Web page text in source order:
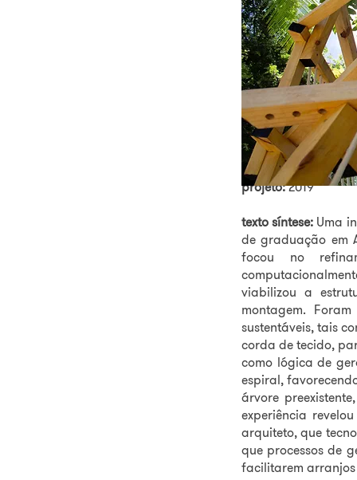
MAKAZI:
FICHA TÉCNICA
autora/
integrante:
colaboradores:
Lima; Paloma
local: Recife-PE
projeto:2019
texto síntese: Uma
de graduação em
focou no
viabilizou a
montagem.
sustentáveis, tais
corda de tecido,
como lógica de
espiral,
árvore
experiência
arquiteto, que
que processos de
facilitarem arranjos